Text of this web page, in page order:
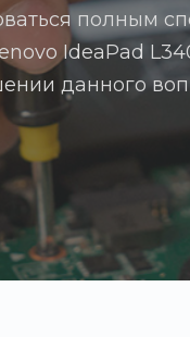
полным
IdeaPad
данного